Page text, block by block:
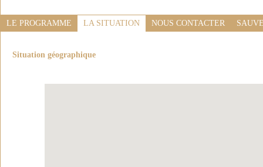
LE PROGRAMME LA SITUATION NOUS CONTACTER
Situation géographique